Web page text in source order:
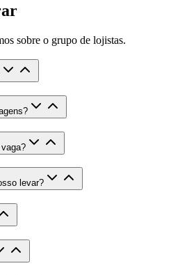
sobre o grupo de lojistas.
levar?